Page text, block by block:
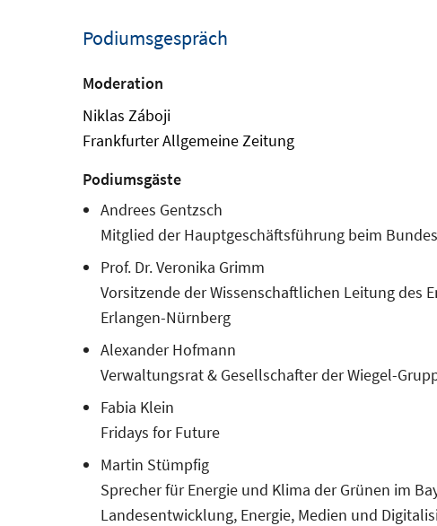
Podiumsgespräch
Moderation
Niklas Záboji
Frankfurter Allgemeine Zeitung
Podiumsgäste
Andrees Gentzsch
Mitglied der Hauptgeschäftsführung beim
Prof. Dr. Veronika Grimm
Vorsitzende der Wissenschaftlichen Leitung des
Erlangen-Nürnberg
Alexander Hofmann
Verwaltungsrat & Gesellschafter der Wiegel-
Fabia Klein
Fridays for Future
Martin Stümpfig
Sprecher für Energie und Klima der Grünen im
Landesentwicklung, Energie, Medien und